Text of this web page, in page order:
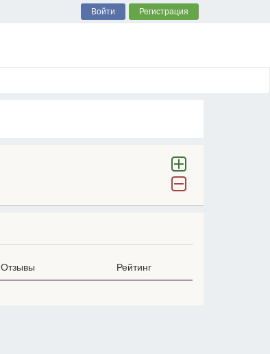
Войти Регистрация
Отзывы Рейтинг